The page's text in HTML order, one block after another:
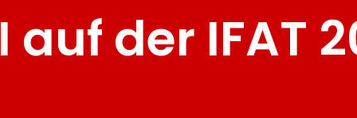
auf der IFAT